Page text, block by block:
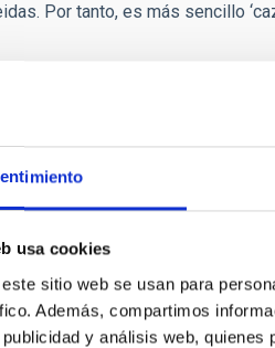
usa cookies
sitio web se usan para
Además, compartimos
y análisis web,
Por tanto, es más sencillo
que ha contado con financiación
de Ciencia, Innovación y
el Programa H2020 de la Unión
instituciones (UPM, CEFRIEL,
englobado dentro de la
colaborarán en la
Avanzadas (CETA-
de Canarias (IAC) .